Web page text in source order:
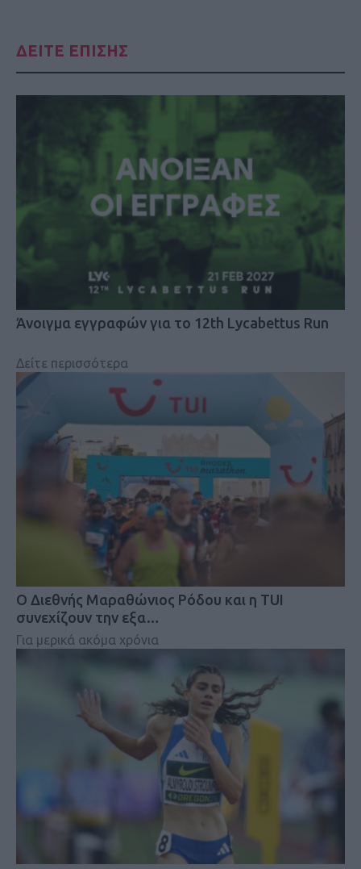
ΔΕΙΤΕ ΕΠΙΣΗΣ
Άνοιγμα εγγραφών για το 12th Lycabettus Run
Δείτε περισσότερα
Ο Διεθνής Μαραθώνιος Ρόδου και η TUI
συνεχίζουν την εξα…
Για μερικά ακόμα χρόνια